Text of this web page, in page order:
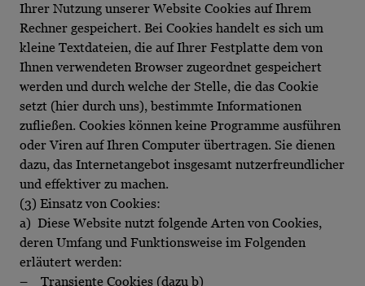
Ihrer Nutzung unserer Website Cookies auf Ihrem
Rechner gespeichert. Bei Cookies handelt es sich um
kleine Textdateien, die auf Ihrer Festplatte dem von
Ihnen verwendeten Browser zugeordnet gespeichert
werden und durch welche der Stelle, die das Cookie
setzt (hier durch uns), bestimmte Informationen
zufließen. Cookies können keine Programme ausführen
oder Viren auf Ihren Computer übertragen. Sie dienen
dazu, das Internetangebot insgesamt nutzerfreundlicher
und effektiver zu machen.
(3) Einsatz von Cookies:
a) Diese Website nutzt folgende Arten von Cookies,
deren Umfang und Funktionsweise im Folgenden
erläutert werden:
– Transiente Cookies (dazu b)